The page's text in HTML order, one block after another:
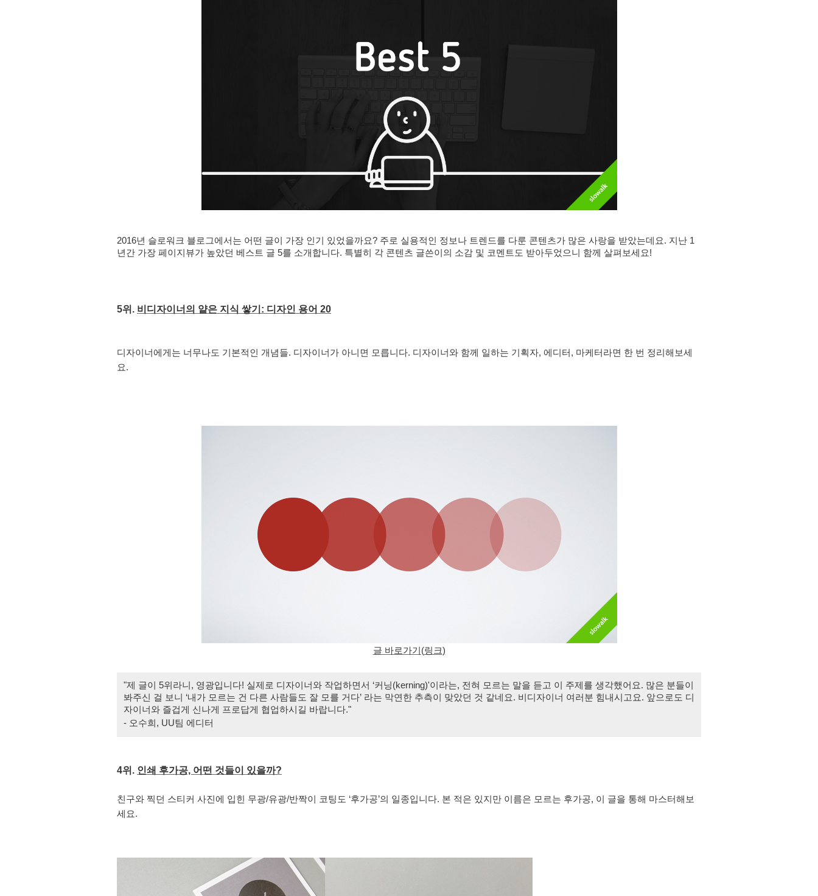
2016년 슬로워크 블로그에서는 어떤 글이 가장 인기 있었을까요? 주로 실용적인 정보나 트렌드를 다룬 콘텐츠가 많은 사랑을 받았는데요. 지난 1
년간 가장 페이지뷰가 높았던 베스트 글 5를 소개합니다. 특별히 각 콘텐츠 글쓴이의 소감 및 코멘트도 받아두었으니 함께 살펴보세요!
5위. 비디자이너의 얕은 지식 쌓기: 디자인 용어 20
디자이너에게는 너무나도 기본적인 개념들. 디자이너가 아니면 모릅니다. 디자이너와 함께 일하는 기획자, 에디터, 마케터라면 한 번 정리해보세
요.
글 바로가기(링크)
"제 글이 5위라니, 영광입니다! 실제로 디자이너와 작업하면서 ‘커닝(kerning)'이라는, 전혀 모르는 말을 듣고 이 주제를 생각했어요. 많은 분들이
봐주신 걸 보니 ‘내가 모르는 건 다른 사람들도 잘 모를 거다’ 라는 막연한 추측이 맞았던 것 같네요. 비디자이너 여러분 힘내시고요. 앞으로도 디
자이너와 즐겁게 신나게 프로답게 협업하시길 바랍니다."
- 오수희, UU팀 에디터
4위. 인쇄 후가공, 어떤 것들이 있을까?
친구와 찍던 스티커 사진에 입힌 무광/유광/반짝이 코팅도 ‘후가공’의 일종입니다. 본 적은 있지만 이름은 모르는 후가공, 이 글을 통해 마스터해보
세요.